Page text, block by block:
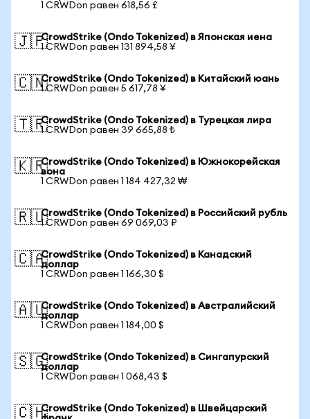
1 CRWDon равен 618,56 £
🇯🇵CrowdStrike (Ondo Tokenized) в Японская иена
1 CRWDon равен 131 894,58 ¥
🇨🇳CrowdStrike (Ondo Tokenized) в Китайский юань
1 CRWDon равен 5 617,78 ¥
🇹🇷CrowdStrike (Ondo Tokenized) в Турецкая лира
1 CRWDon равен 39 665,88 ₺
🇰🇷CrowdStrike (Ondo Tokenized) в Южнокорейская
вона
1 CRWDon равен 1 184 427,32 ₩
🇷🇺CrowdStrike (Ondo Tokenized) в Российский рубль
1 CRWDon равен 69 069,03 ₽
🇨🇦CrowdStrike (Ondo Tokenized) в Канадский
доллар
1 CRWDon равен 1 166,30 $
🇦🇺CrowdStrike (Ondo Tokenized) в Австралийский
доллар
1 CRWDon равен 1 184,00 $
🇸🇬CrowdStrike (Ondo Tokenized) в Сингапурский
доллар
1 CRWDon равен 1 068,43 $
🇨🇭CrowdStrike (Ondo Tokenized) в Швейцарский